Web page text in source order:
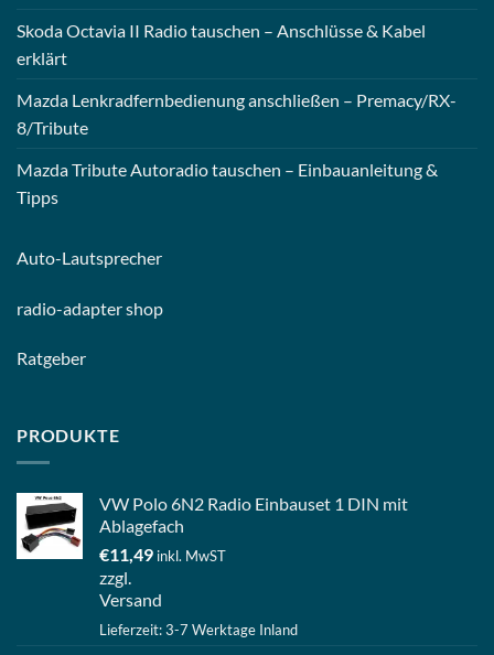
Skoda Octavia II Radio tauschen – Anschlüsse & Kabel
erklärt
Mazda Lenkradfernbedienung anschließen – Premacy/RX-
8/Tribute
Mazda Tribute Autoradio tauschen – Einbauanleitung &
Tipps
Auto-Lautsprecher
radio-adapter shop
Ratgeber
PRODUKTE
VW Polo 6N2 Radio Einbauset 1 DIN mit
Ablagefach
€11,49 inkl. MwST
zzgl.
Versand
Lieferzeit: 3-7 Werktage Inland